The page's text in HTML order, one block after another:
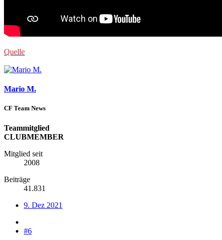
Quelle
Mario M.
CF Team News
Teammitglied
CLUBMEMBER
Mitglied seit
2008
Beiträge
41.831
9. Dez 2021
#6